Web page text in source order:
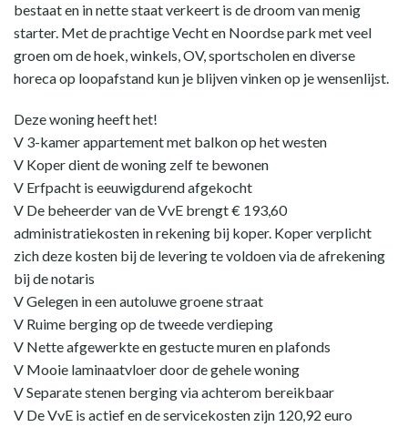
bestaat en in nette staat verkeert is de droom van menig
starter. Met de prachtige Vecht en Noordse park met veel
groen om de hoek, winkels, OV, sportscholen en diverse
horeca op loopafstand kun je blijven vinken op je wensenlijst.
Deze woning heeft het!
V 3-kamer appartement met balkon op het westen
V Koper dient de woning zelf te bewonen
V Erfpacht is eeuwigdurend afgekocht
V De beheerder van de VvE brengt € 193,60
administratiekosten in rekening bij koper. Koper verplicht
zich deze kosten bij de levering te voldoen via de afrekening
bij de notaris
V Gelegen in een autoluwe groene straat
V Ruime berging op de tweede verdieping
V Nette afgewerkte en gestucte muren en plafonds
V Mooie laminaatvloer door de gehele woning
V Separate stenen berging via achterom bereikbaar
V De VvE is actief en de servicekosten zijn 120,92 euro